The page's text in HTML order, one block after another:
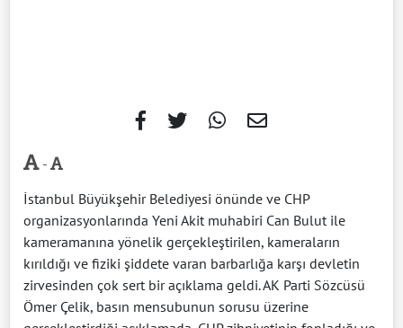
-
İstanbul Büyükşehir Belediyesi önünde ve CHP
organizasyonlarında Yeni Akit muhabiri Can Bulut ile
kameramanına yönelik gerçekleştirilen, kameraların
kırıldığı ve fiziki şiddete varan barbarlığa karşı devletin
zirvesinden çok sert bir açıklama geldi. AK Parti Sözcüsü
Ömer Çelik, basın mensubunun sorusu üzerine